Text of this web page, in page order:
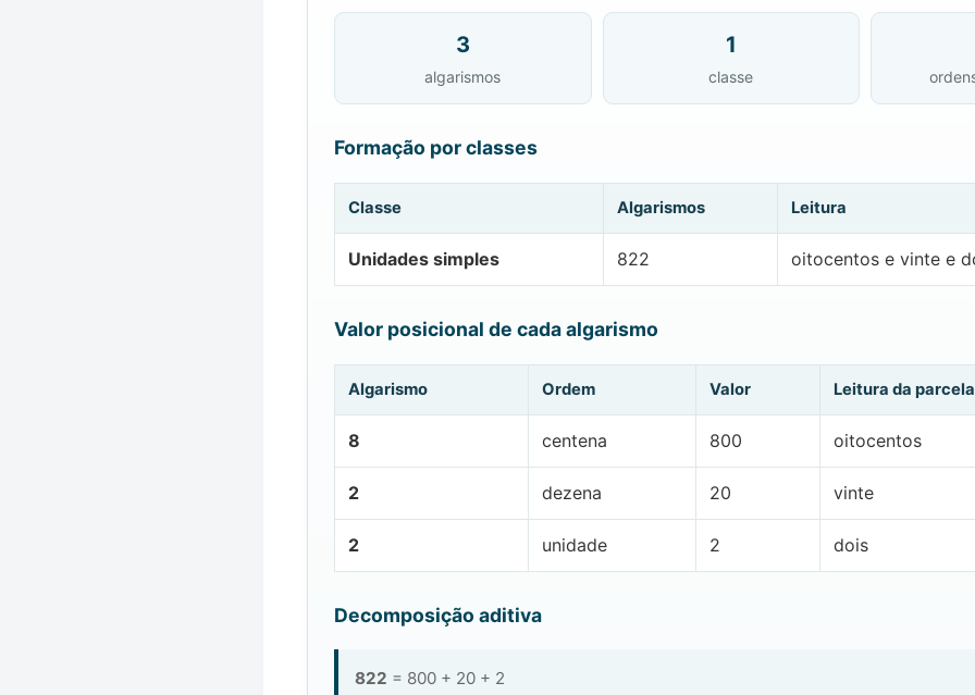
3
algarismos
1
classe
Formação por classes
Classe Algarismos Leitura
Unidades simples 822 oitocentos e vinte e
Valor posicional de cada algarismo
Algarismo Ordem Valor Leitura da parcela
8 centena 800 oitocentos
2 dezena 20 vinte
2 unidade 2 dois
Decomposição aditiva
822 = 800 + 20 + 2